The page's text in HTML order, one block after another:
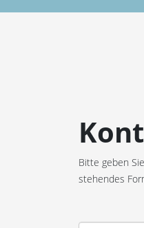
Bitte geben
stehendes